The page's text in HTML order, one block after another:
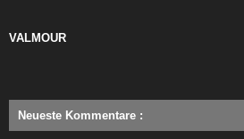
VALMOUR
Neueste Kommentare :